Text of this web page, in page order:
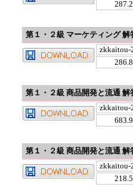
第１・２級 マーケティング 解
zkkaitou-
第１・２級 商品開発と流通 解
zkkaitou-
第１・２級 商品開発と流通 解
zkkaitou-